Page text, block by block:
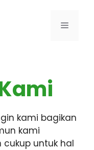
Menu
kami bagikan
kami
untuk hal